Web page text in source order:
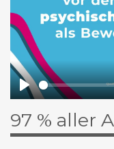
Play
97 % aller